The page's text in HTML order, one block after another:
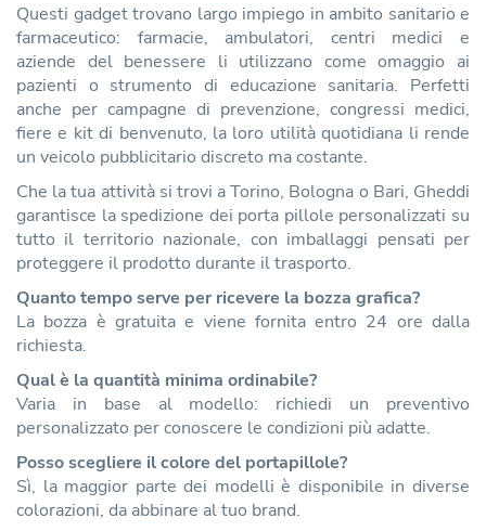
Questi gadget trovano largo impiego in ambito sanitario e
farmaceutico: farmacie, ambulatori, centri medici e
aziende del benessere li utilizzano come omaggio ai
pazienti o strumento di educazione sanitaria. Perfetti
anche per campagne di prevenzione, congressi medici,
fiere e kit di benvenuto, la loro utilità quotidiana li rende
un veicolo pubblicitario discreto ma costante.
Che la tua attività si trovi a Torino, Bologna o Bari, Gheddi
garantisce la spedizione dei porta pillole personalizzati su
tutto il territorio nazionale, con imballaggi pensati per
proteggere il prodotto durante il trasporto.
Quanto tempo serve per ricevere la bozza grafica?
La bozza è gratuita e viene fornita entro 24 ore dalla
richiesta.
Qual è la quantità minima ordinabile?
Varia in base al modello: richiedi un preventivo
personalizzato per conoscere le condizioni più adatte.
Posso scegliere il colore del portapillole?
Sì, la maggior parte dei modelli è disponibile in diverse
colorazioni, da abbinare al tuo brand.